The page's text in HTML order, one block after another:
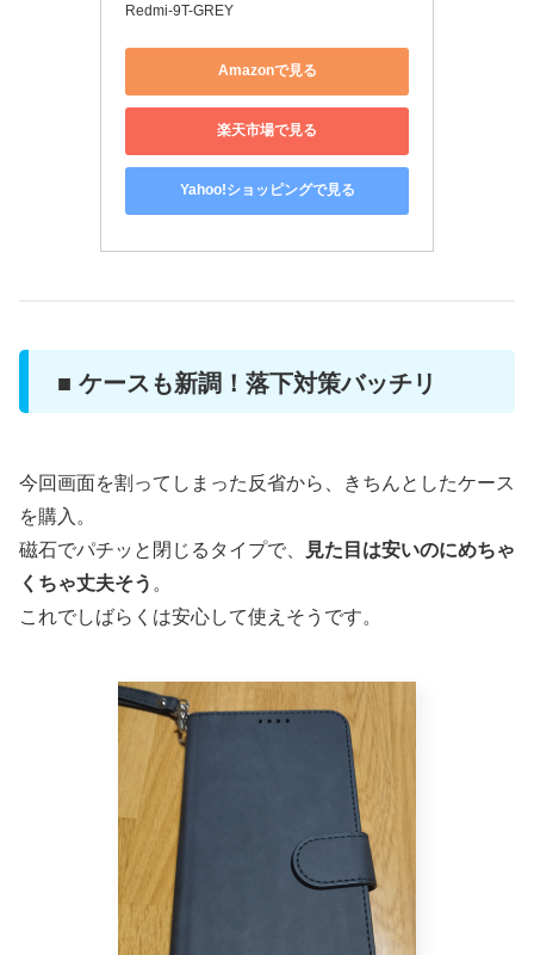
Redmi-9T-GREY
Amazonで見る
楽天市場で見る
Yahoo!ショッピングで見る
■ ケースも新調！落下対策バッチリ
今回画面を割ってしまった反省から、きちんとしたケース
を購入。
磁石でパチッと閉じるタイプで、
見た目は安いのにめちゃ
くちゃ丈夫そう 。
これでしばらくは安心して使えそうです。